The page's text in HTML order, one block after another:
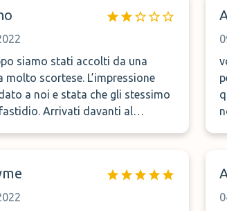
siamo stati accolti da una
molto scortese. L’impressione
a noi e stata che gli stessimo
Arrivati davanti al
Ho chiamato per chiedere e la
che mi ha risposto era scocciata